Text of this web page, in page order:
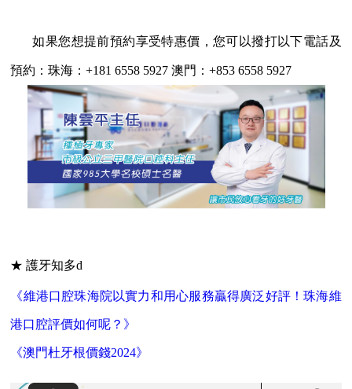
如果您想提前預約享受特惠價，您可以撥打以下電話及
預約：珠海：+181 6558 5927 澳門：+853 6558 5927
★ 護牙知多d
《維港口腔珠海院以實力和用心服務贏得廣泛好評！珠海維
港口腔評價如何呢？》
《澳門杜牙根價錢2024》